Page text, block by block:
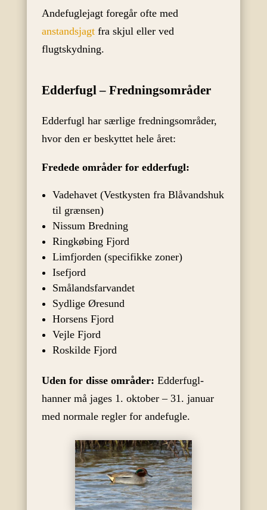
Andefuglejagt foregår ofte med
anstandsjagtfra skjul eller ved
flugtskydning.
Edderfugl – Fredningsområder
Edderfugl har særlige fredningsområder,
hvor den er beskyttet hele året:
Fredede områder for edderfugl:
Vadehavet (Vestkysten fra Blåvandshuk
til grænsen)
Nissum Bredning
Ringkøbing Fjord
Limfjorden (specifikke zoner)
Isefjord
Smålandsfarvandet
Sydlige Øresund
Horsens Fjord
Vejle Fjord
Roskilde Fjord
Uden for disse områder: Edderfugl-
hanner må jages 1. oktober – 31. januar
med normale regler for andefugle.